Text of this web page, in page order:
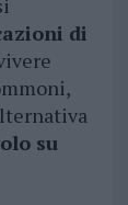
di
su